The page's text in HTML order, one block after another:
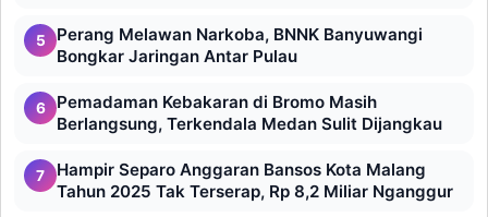
5
Perang Melawan Narkoba, BNNK Banyuwangi
Bongkar Jaringan Antar Pulau
6
Pemadaman Kebakaran di Bromo Masih
Berlangsung, Terkendala Medan Sulit Dijangkau
7
Hampir Separo Anggaran Bansos Kota Malang
Tahun 2025 Tak Terserap, Rp 8,2 Miliar Nganggur